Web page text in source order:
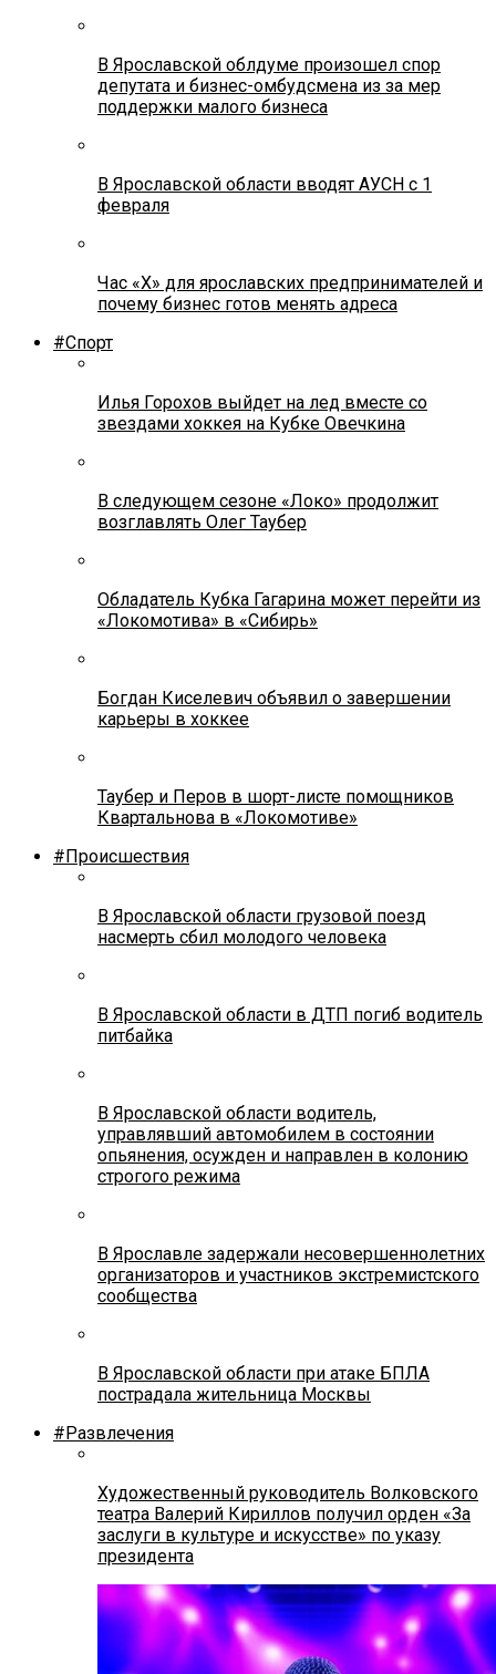
В Ярославской облдуме произошел спор
депутата и бизнес-омбудсмена из за мер
поддержки малого бизнеса
В Ярославской области вводят АУСН с 1
февраля
Час «Х» для ярославских предпринимателей и
почему бизнес готов менять адреса
#Спорт
Илья Горохов выйдет на лед вместе со
звездами хоккея на Кубке Овечкина
В следующем сезоне «Локо» продолжит
возглавлять Олег Таубер
Обладатель Кубка Гагарина может перейти из
«Локомотива» в «Сибирь»
Богдан Киселевич объявил о завершении
карьеры в хоккее
Таубер и Перов в шорт-листе помощников
Квартальнова в «Локомотиве»
#Происшествия
В Ярославской области грузовой поезд
насмерть сбил молодого человека
В Ярославской области в ДТП погиб водитель
питбайка
В Ярославской области водитель,
управлявший автомобилем в состоянии
опьянения, осужден и направлен в колонию
строгого режима
В Ярославле задержали несовершеннолетних
организаторов и участников экстремистского
сообщества
В Ярославской области при атаке БПЛА
пострадала жительница Москвы
#Развлечения
Художественный руководитель Волковского
театра Валерий Кириллов получил орден «За
заслуги в культуре и искусстве» по указу
президента